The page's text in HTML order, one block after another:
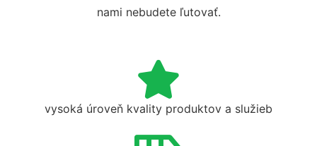
nami nebudete ľutovať.
vysoká úroveň kvality produktov a služieb